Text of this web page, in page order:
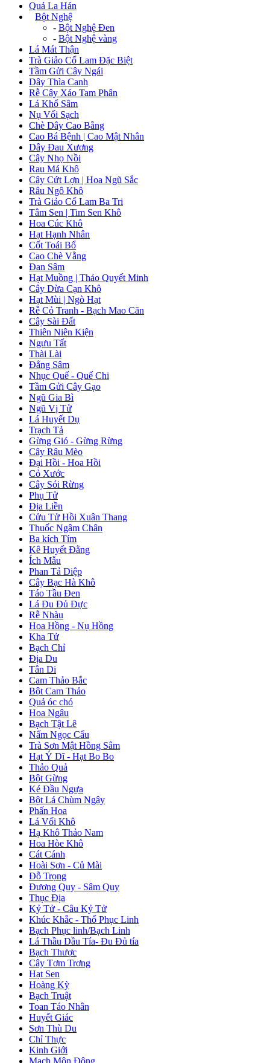
Quả La Hán
Bột Nghệ
- Bột Nghệ Đen
- Bột Nghệ vàng
Lá Mát Thận
Trà Giảo Cổ Lam Đặc Biệt
Tầm Gửi Cây Ngái
Dây Thìa Canh
Rễ Cây Xáo Tam Phân
Lá Khổ Sâm
Nụ Vối Sạch
Chè Dây Cao Bằng
Cao Bá Bệnh | Cao Mật Nhân
Dây Đau Xương
Cây Nhọ Nồi
Rau Má Khô
Cây Cứt Lợn | Hoa Ngũ Sắc
Râu Ngô Khô
Trà Giảo Cổ Lam Ba Tri
Tâm Sen | Tim Sen Khô
Hoa Cúc Khô
Hạt Hạnh Nhân
Cốt Toái Bổ
Cao Chè Vằng
Đan Sâm
Hạt Muồng | Thảo Quyết Minh
Cây Dừa Cạn Khô
Hạt Mùi | Ngò Hạt
Rễ Cỏ Tranh - Bạch Mao Căn
Cây Sài Đất
Thiên Niên Kiện
Ngưu Tất
Thài Lài
Đẳng Sâm
Nhục Quế - Quế Chi
Tầm Gửi Cây Gạo
Ngũ Gia Bì
Ngũ Vị Tử
Lá Huyết Dụ
Trạch Tả
Gừng Gió - Gừng Rừng
Cây Râu Mèo
Đại Hồi - Hoa Hồi
Cỏ Xước
Cây Sói Rừng
Phụ Tử
Địa Liền
Cửu Tử Hồi Xuân Thang
Thuốc Ngâm Chân
Ba kích Tím
Kê Huyết Đằng
Ích Mẫu
Phan Tả Diệp
Cây Bạc Hà Khô
Táo Tầu Đen
Lá Đu Đủ Đực
Rễ Nhàu
Hoa Hồng - Nụ Hồng
Kha Tử
Bạch Chỉ
Địa Du
Tân Di
Cam Thảo Bắc
Bột Cam Thảo
Quả óc chó
Hoa Ngâu
Bạch Tật Lê
Nấm Ngọc Cẩu
Trà Sơn Mật Hồng Sâm
Hạt Ý Dĩ - Hạt Bo Bo
Thảo Quả
Bột Gừng
Ké Đầu Ngựa
Bột Lá Chùm Ngây
Phấn Hoa
Lá Vối Khô
Hạ Khô Thảo Nam
Hoa Hòe Khô
Cát Cánh
Hoài Sơn - Củ Mài
Đỗ Trọng
Đương Quy - Sâm Quy
Thục Địa
Kỷ Tử - Câu Kỷ Tử
Khúc Khắc - Thổ Phục Linh
Bạch Phục linh/Bạch Linh
Lá Thầu Dầu Tía- Đu Đủ tía
Bạch Thược
Cây Tơm Trơng
Hạt Sen
Hoàng Kỳ
Bạch Truật
Toan Táo Nhân
Huyết Giác
Sơn Thù Du
Chỉ Thực
Kinh Giới
Mạch Môn Đông